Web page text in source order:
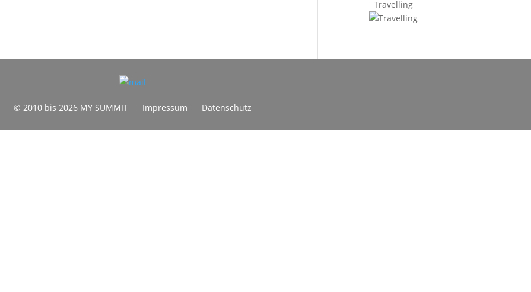
Travelling
© 2010 bis 2026 MY SUMMIT Impressum Datenschutz